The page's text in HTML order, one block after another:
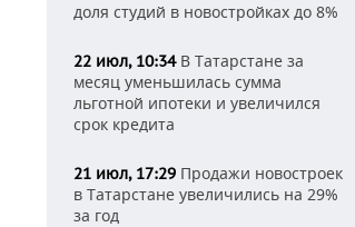
доля студий в новостройках до 8%
22 июл, 10:34В Татарстане за
месяц уменьшилась сумма
льготной ипотеки и увеличился
срок кредита
21 июл, 17:29 Продажи новостроек
в Татарстане увеличились на 29%
за год